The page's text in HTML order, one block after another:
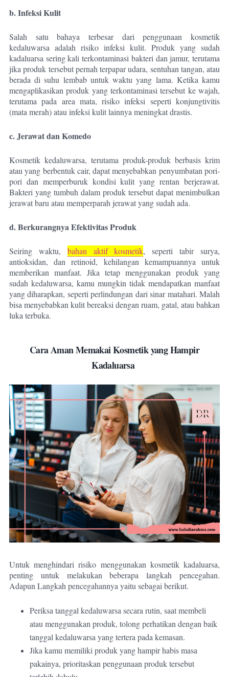
b. Infeksi Kulit
Salah satu bahaya terbesar dari penggunaan kosmetik
kedaluwarsa adalah risiko infeksi kulit. Produk yang sudah
kadaluarsa sering kali terkontaminasi bakteri dan jamur, terutama
jika produk tersebut pernah terpapar udara, sentuhan tangan, atau
berada di suhu lembab untuk waktu yang lama. Ketika kamu
mengaplikasikan produk yang terkontaminasi tersebut ke wajah,
terutama pada area mata, risiko infeksi seperti konjungtivitis
(mata merah) atau infeksi kulit lainnya meningkat drastis.
c. Jerawat dan Komedo
Kosmetik kedaluwarsa, terutama produk-produk berbasis krim
atau yang berbentuk cair, dapat menyebabkan penyumbatan pori-
pori dan memperburuk kondisi kulit yang rentan berjerawat.
Bakteri yang tumbuh dalam produk tersebut dapat menimbulkan
jerawat baru atau memperparah jerawat yang sudah ada.
d. Berkurangnya Efektivitas Produk
Seiring waktu, bahan aktif kosmetik, seperti tabir surya,
antioksidan, dan retinoid, kehilangan kemampuannya untuk
memberikan manfaat. Jika tetap menggunakan produk yang
sudah kedaluwarsa, kamu mungkin tidak mendapatkan manfaat
yang diharapkan, seperti perlindungan dari sinar matahari. Malah
bisa menyebabkan kulit bereaksi dengan ruam, gatal, atau bahkan
luka terbuka.
Cara Aman Memakai Kosmetik yang Hampir
Kadaluarsa
Untuk menghindari risiko menggunakan kosmetik kadaluarsa,
penting untuk melakukan beberapa langkah pencegahan.
Adapun Langkah pencegahannya yaitu sebagai berikut.
Periksa tanggal kedaluwarsa secara rutin, saat membeli
atau menggunakan produk, tolong perhatikan dengan baik
tanggal kedaluwarsa yang tertera pada kemasan.
Jika kamu memiliki produk yang hampir habis masa
pakainya, prioritaskan penggunaan produk tersebut